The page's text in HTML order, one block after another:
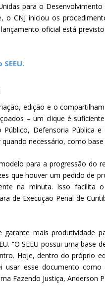
para o
o CNJ iniciou os
lançamento oficial está
edição e o
– um clique é
Defensoria Pública
necessário, como
para a progressão do
que houver um pedido de
na minuta. Isso
de Execução Penal de
garante mais produtividade
“O SEEU possui uma
Hoje, dentro do próprio
esse documento
Fazendo Justiça, Anderson